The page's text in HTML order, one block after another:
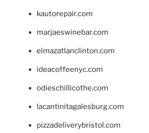
kautorepair.com
marjaeswinebar.com
elmazatlanclinton.com
ideacoffeenyc.com
odieschillicothe.com
lacantinitagalesburg.com
pizzadeliverybristol.com